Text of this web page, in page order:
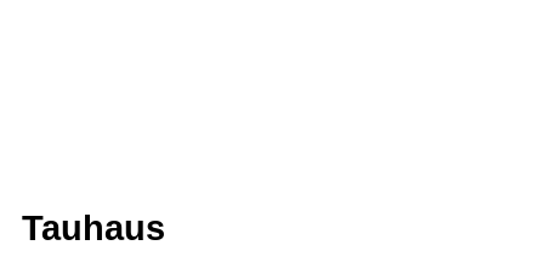
Tauhaus